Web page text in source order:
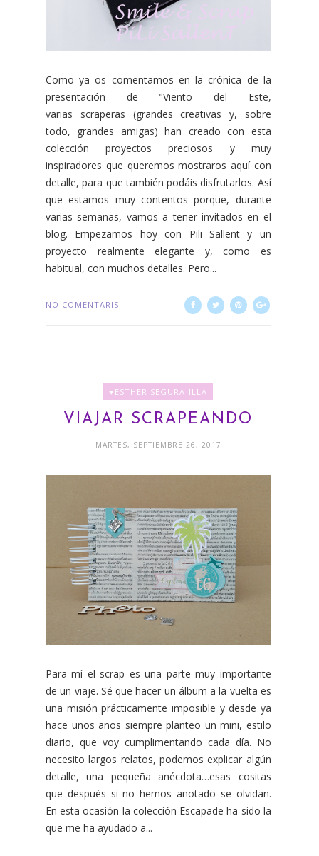
Como ya os comentamos en la crónica de la
presentación de "Viento del Este,
varias scraperas (grandes creativas y, sobre
todo, grandes amigas) han creado con esta
colección proyectos preciosos y muy
inspiradores que queremos mostraros aquí con
detalle, para que también podáis disfrutarlos. Así
que estamos muy contentos porque, durante
varias semanas, vamos a tener invitados en el
blog. Empezamos hoy con Pili Sallent y un
proyecto realmente elegante y, como es
habitual, con muchos detalles. Pero...
NO COMENTARIS
♥ESTHER SEGURA-ILLA
VIAJAR SCRAPEANDO
MARTES, SEPTIEMBRE 26, 2017
Para mí el scrap es una parte muy importante
de un viaje. Sé que hacer un álbum a la vuelta es
una misión prácticamente imposible y desde ya
hace unos años siempre planteo un mini, estilo
diario, que voy cumplimentando cada día. No
necesito largos relatos, podemos explicar algún
detalle, una pequeña anécdota…esas cositas
que después si no hemos anotado se olvidan.
En esta ocasión la colección Escapade ha sido la
que me ha ayudado a...